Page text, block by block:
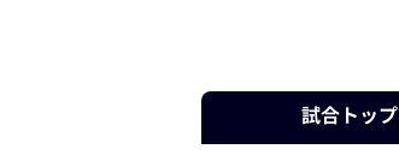
試合トップ